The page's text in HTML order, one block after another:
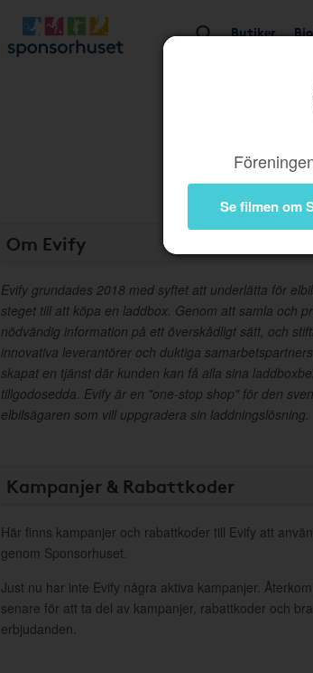
Butiker
Se filmen om
Om Evify
Evify grundades 2018 med syftet att underlätta för
steget till att köpa en laddbox. Genom att samla och
nödvändig information på ett överskådligt sätt, och
innovativa leverantörer och duktiga
skapat en tjänst där kunden kan få alla sina
tillgodosedda. Evify är en "one-stop shop" för den
elbilsägaren som vill uppgradera sin laddningslösning.
Kampanjer & Rabattkoder
Här finns kampanjer och rabattkoder till Evify att
genom Sponsorhuset.
Just nu har inte Evify några aktiva kampanjer.
senare för att ta del av kampanjer, rabattkoder och bra
erbjudanden.